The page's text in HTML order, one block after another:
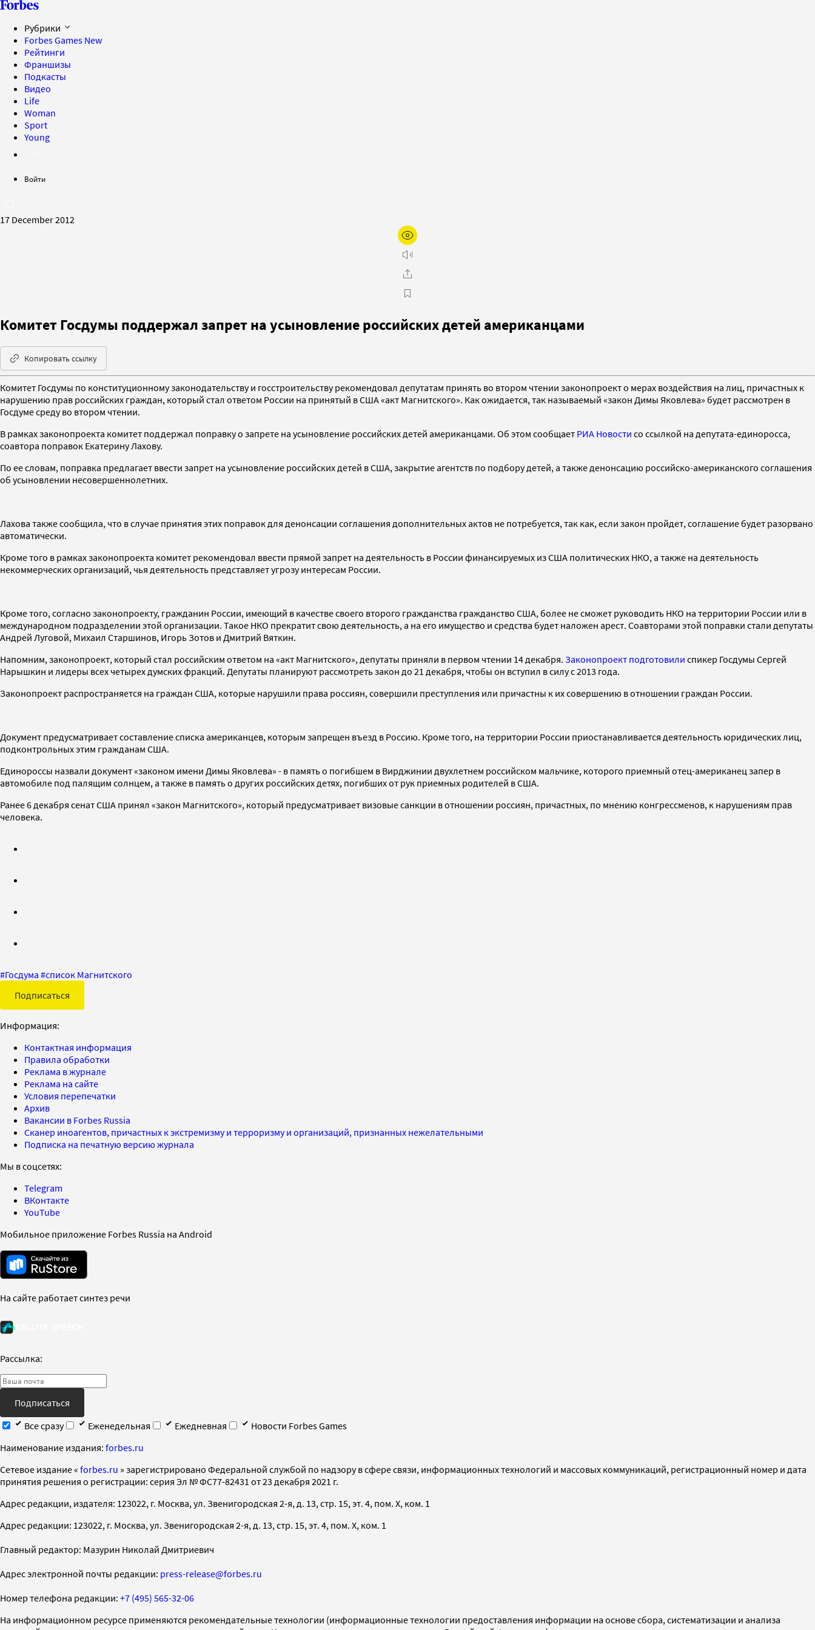
Рубрики
Forbes Games New
Рейтинги
Франшизы
Подкасты
Видео
Life
Woman
Sport
Young
Войти
17 December 2012
Комитет Госдумы поддержал запрет на усыновление российских детей американцами
Копировать ссылку
Комитет Госдумы по конституционному законодательству и госстроительству рекомендовал депутатам принять во втором чтении законопроект о мерах воздействия на лиц, причастных к
нарушению прав российских граждан, который стал ответом России на принятый в США «акт Магнитского». Как ожидается, так называемый «закон Димы Яковлева» будет рассмотрен в
Госдуме среду во втором чтении.
В рамках законопроекта комитет поддержал поправку о запрете на усыновление российских детей американцами. Об этом сообщает РИА Новости со ссылкой на депутата-единоросса,
соавтора поправок Екатерину Лахову.
По ее словам, поправка предлагает ввести запрет на усыновление российских детей в США, закрытие агентств по подбору детей, а также денонсацию российско-американского соглашения
об усыновлении несовершеннолетних.
Лахова также сообщила, что в случае принятия этих поправок для денонсации соглашения дополнительных актов не потребуется, так как, если закон пройдет, соглашение будет разорвано
автоматически.
Кроме того в рамках законопроекта комитет рекомендовал ввести прямой запрет на деятельность в России финансируемых из США политических НКО, а также на деятельность
некоммерческих организаций, чья деятельность представляет угрозу интересам России.
Кроме того, согласно законопроекту, гражданин России, имеющий в качестве своего второго гражданства гражданство США, более не сможет руководить НКО на территории России или в
международном подразделении этой организации. Такое НКО прекратит свою деятельность, а на его имущество и средства будет наложен арест. Соавторами этой поправки стали депутаты
Андрей Луговой, Михаил Старшинов, Игорь Зотов и Дмитрий Вяткин.
Напомним, законопроект, который стал российским ответом на «акт Магнитского», депутаты приняли в первом чтении 14 декабря. Законопроект подготовили спикер Госдумы Сергей
Нарышкин и лидеры всех четырех думских фракций. Депутаты планируют рассмотреть закон до 21 декабря, чтобы он вступил в силу с 2013 года.
Законопроект распространяется на граждан США, которые нарушили права россиян, совершили преступления или причастны к их совершению в отношении граждан России.
Документ предусматривает составление списка американцев, которым запрещен въезд в Россию. Кроме того, на территории России приостанавливается деятельность юридических лиц,
подконтрольных этим гражданам США.
Единороссы назвали документ «законом имени Димы Яковлева» - в память о погибшем в Вирджинии двухлетнем российском мальчике, которого приемный отец-американец запер в
автомобиле под палящим солнцем, а также в память о других российских детях, погибших от рук приемных родителей в США.
Ранее 6 декабря сенат США принял «закон Магнитского», который предусматривает визовые санкции в отношении россиян, причастных, по мнению конгрессменов, к нарушениям прав
человека.
#Госдума #список Магнитского
Подписаться
Информация:
Контактная информация
Правила обработки
Реклама в журнале
Реклама на сайте
Условия перепечатки
Архив
Вакансии в Forbes Russia
Сканер иноагентов, причастных к экстремизму и терроризму и организаций, признанных нежелательными
Подписка на печатную версию журнала
Мы в соцсетях:
Telegram
ВКонтакте
YouTube
Мобильное приложение Forbes Russia на Android
На сайте работает синтез речи
Рассылка:
Подписаться
Все сразу
Еженедельная Ежедневная
Новости Forbes Games
Наименование издания: forbes.ru
Cетевое издание « forbes.ru » зарегистрировано Федеральной службой по надзору в сфере связи, информационных технологий и массовых коммуникаций, регистрационный номер и дата
принятия решения о регистрации: серия Эл № ФС77-82431 от 23 декабря 2021 г.
Адрес редакции, издателя: 123022, г. Москва, ул. Звенигородская 2-я, д. 13, стр. 15, эт. 4, пом. X, ком. 1
Адрес редакции: 123022, г. Москва, ул. Звенигородская 2-я, д. 13, стр. 15, эт. 4, пом. X, ком. 1
Главный редактор: Мазурин Николай Дмитриевич
Адрес электронной почты редакции: press-release@forbes.ru
Номер телефона редакции: +7 (495) 565-32-06
На информационном ресурсе применяются рекомендательные технологии (информационные технологии предоставления информации на основе сбора, систематизации и анализа